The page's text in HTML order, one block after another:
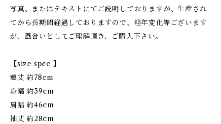
写真、またはテキストにてご説明しておりますが、生産され
てから長期間経過しておりますので、経年変化等ございます
が、風合いとしてご理解頂き、ご購入下さい。
【size spec 】
着丈 約78cm
身幅 約59cm
肩幅 約46cm
袖丈 約28cm